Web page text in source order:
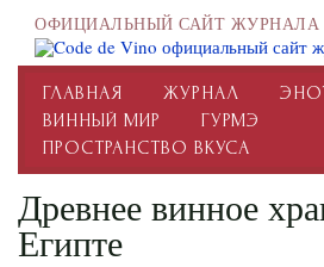
ОФИЦИАЛЬНЫЙ САЙТ ЖУРНАЛА
ГЛАВНАЯ ЖУРНАЛ
ВИННЫЙ МИР
ГУРМЭ
ПРОСТРАНСТВО ВКУСА
Древнее винное
Египте